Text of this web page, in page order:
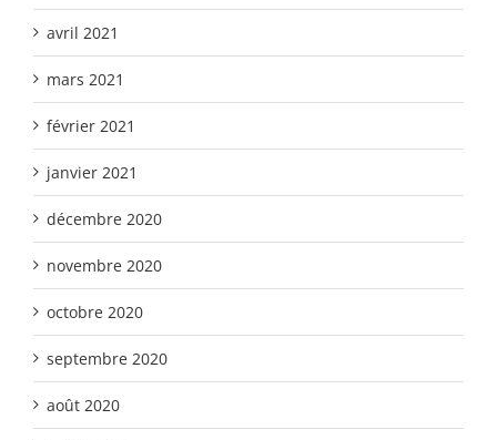
avril 2021
mars 2021
février 2021
janvier 2021
décembre 2020
novembre 2020
octobre 2020
septembre 2020
août 2020